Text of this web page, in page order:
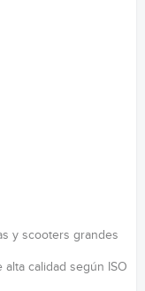
y scooters grandes
calidad según ISO